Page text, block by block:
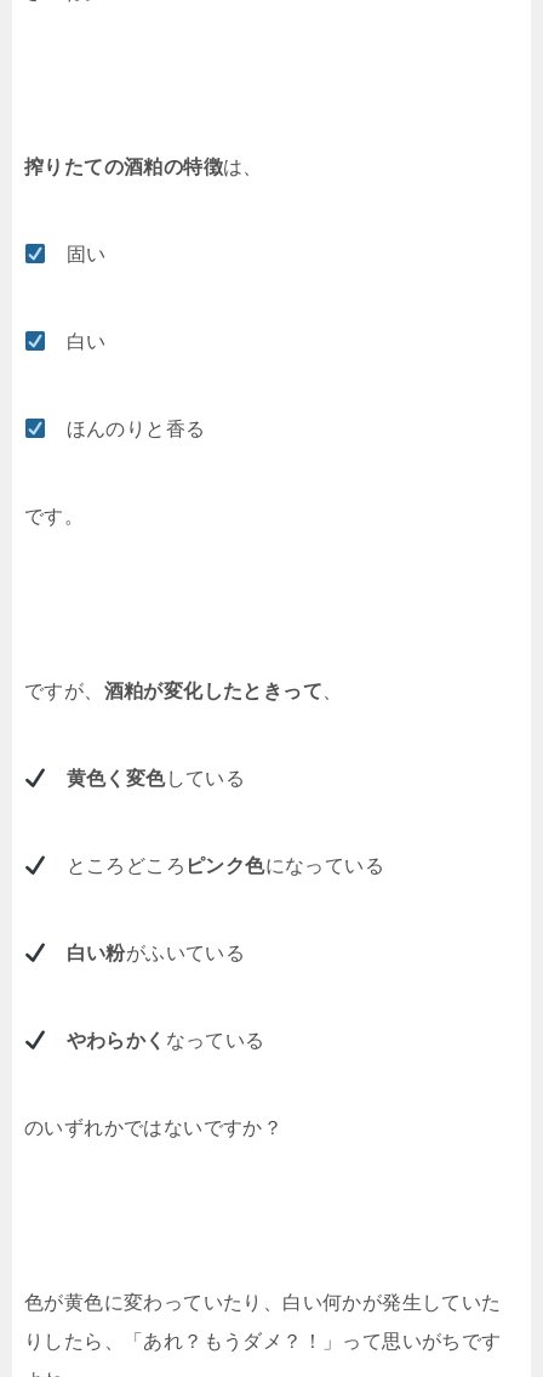
搾りたての酒粕の特徴は、
固い
白い
ほんのりと香る
です。
ですが、 酒粕が変化したときって
黄色く変色している
ところどころ ピンク色になっている
白い粉がふいている
やわらかく なっている
のいずれかではないですか？
色が黄色に変わっていたり、白い何かが発生していた
りしたら、「あれ？もうダメ？！」って思いがちです